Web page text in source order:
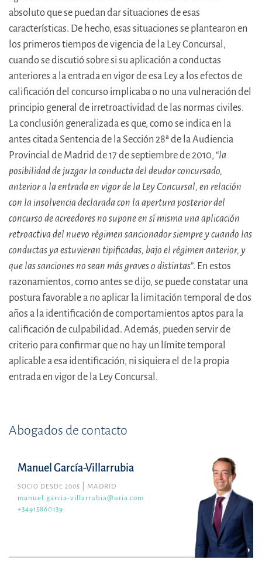
absoluto que se puedan dar situaciones de esas
características. De hecho, esas situaciones se plantearon en
los primeros tiempos de vigencia de la Ley Concursal,
cuando se discutió sobre si su aplicación a conductas
anteriores a la entrada en vigor de esa Ley a los efectos de
calificación del concurso implicaba o no una vulneración del
principio general de irretroactividad de las normas civiles.
La conclusión generalizada es que, como se indica en la
antes citada Sentencia de la Sección 28ª de la Audiencia
Provincial de Madrid de 17 de septiembre de 2010, “la
posibilidad de juzgar la conducta del deudor concursado,
anterior a la entrada en vigor de la Ley Concursal, en relación
con la insolvencia declarada con la apertura posterior del
concurso de acreedores no supone en sí misma una aplicación
retroactiva del nuevo régimen sancionador siempre y cuando las
conductas ya estuvieran tipificadas, bajo el régimen anterior, y
que las sanciones no sean más graves o distintas”. En estos
razonamientos, como antes se dijo, se puede constatar una
postura favorable a no aplicar la limitación temporal de dos
años a la identificación de comportamientos aptos para la
calificación de culpabilidad. Además, pueden servir de
criterio para confirmar que no hay un límite temporal
aplicable a esa identificación, ni siquiera el de la propia
entrada en vigor de la Ley Concursal.
Abogados de contacto
Manuel García-Villarrubia
SOCIO DESDE 2005
MADRID
manuel.garcia-villarrubia@uria.com
+34915860139